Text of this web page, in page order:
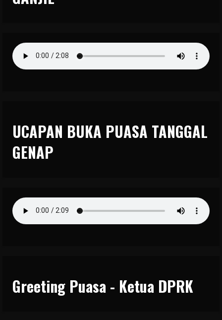
UCAPAN BUKA PUASA TANGGAL
GENAP
Greeting Puasa - Ketua DPRK